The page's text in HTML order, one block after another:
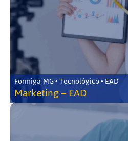
Formiga-MG • Tecnológico • EAD
Marketing – EAD